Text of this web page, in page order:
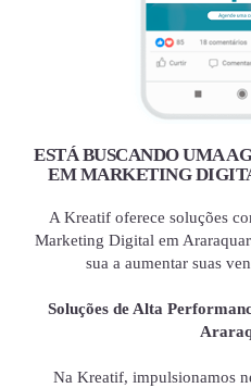
ESTÁ BUSCANDO UMA
EM MARKETING
A Kreatif oferece soluções
Marketing Digital em
sua a aumentar suas
Soluções de Alta
Na Kreatif, impulsionamos